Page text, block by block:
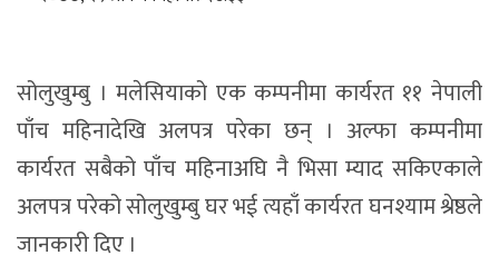
सोलुखुम्बु । मलेसियाको एक कम्पनीमा कार्यरत ११ नेपाली
पाँच महिनादेखि अलपत्र परेका छन् । अल्फा कम्पनीमा
कार्यरत सबैको पाँच महिनाअघि नै भिसा म्याद सकिएकाले
अलपत्र परेको सोलुखुम्बु घर भई त्यहाँ कार्यरत घनश्याम श्रेष्ठले
जानकारी दिए ।